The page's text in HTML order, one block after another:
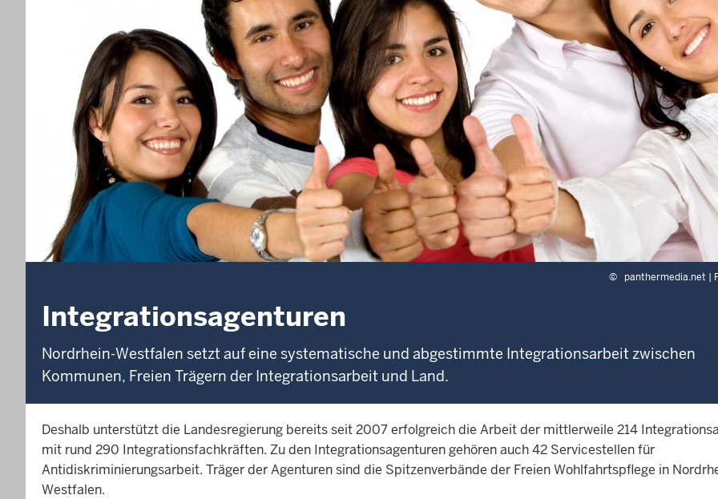
© panthermedia.net |
Integrationsagenturen
Nordrhein-Westfalen setzt auf eine systematische und abgestimmte Integrationsarbeit zwischen
Kommunen, Freien Trägern der Integrationsarbeit und Land.
Deshalb unterstützt die Landesregierung bereits seit 2007 erfolgreich die Arbeit der mittlerweile 214
mit rund 290 Integrationsfachkräften. Zu den Integrationsagenturen gehören auch 42 Servicestellen für
Antidiskriminierungsarbeit. Träger der Agenturen sind die Spitzenverbände der Freien Wohlfahrtspflege in
Westfalen.